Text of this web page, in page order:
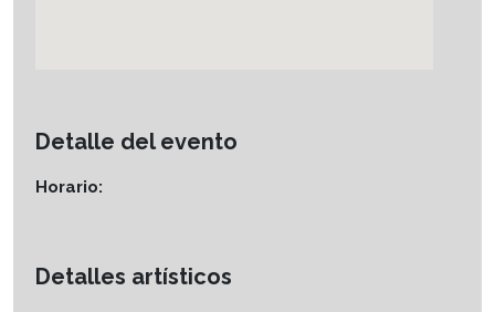
Detalle del evento
Horario:
Detalles artísticos